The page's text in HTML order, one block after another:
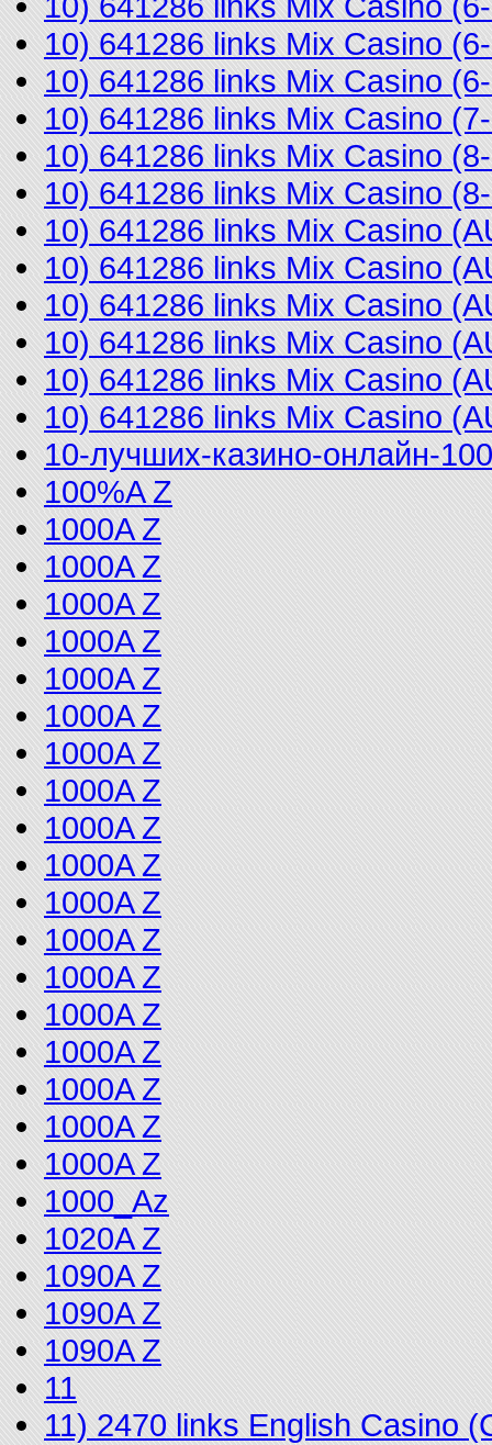
10) 641286 links Mix Casino
10) 641286 links Mix Casino
10) 641286 links Mix Casino
10) 641286 links Mix Casino
10) 641286 links Mix Casino
10) 641286 links Mix Casino
10) 641286 links Mix Casino
10) 641286 links Mix Casino
10) 641286 links Mix Casino
10) 641286 links Mix Casino
10) 641286 links Mix Casino
10-лучших-казино-онлайн-100
100%A Z
1000A Z
1000A Z
1000A Z
1000A Z
1000A Z
1000A Z
1000A Z
1000A Z
1000A Z
1000A Z
1000A Z
1000A Z
1000A Z
1000A Z
1000A Z
1000A Z
1000A Z
1000A Z
1000_Az
1020A Z
1090A Z
1090A Z
1090A Z
11
11) 2470 links English Casino